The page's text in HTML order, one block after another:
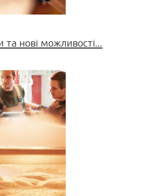
нові можливості...